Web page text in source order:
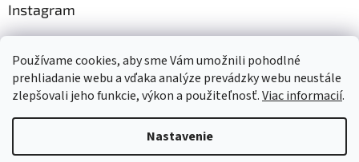
Používame cookies, aby sme Vám umožnili pohodlné
prehliadanie webu a vďaka analýze prevádzky webu neustále
zlepšovali jeho funkcie, výkon a použiteľnosť.Viac informacií.
Nastavenie
Instagram
Sledovať na Instagrame